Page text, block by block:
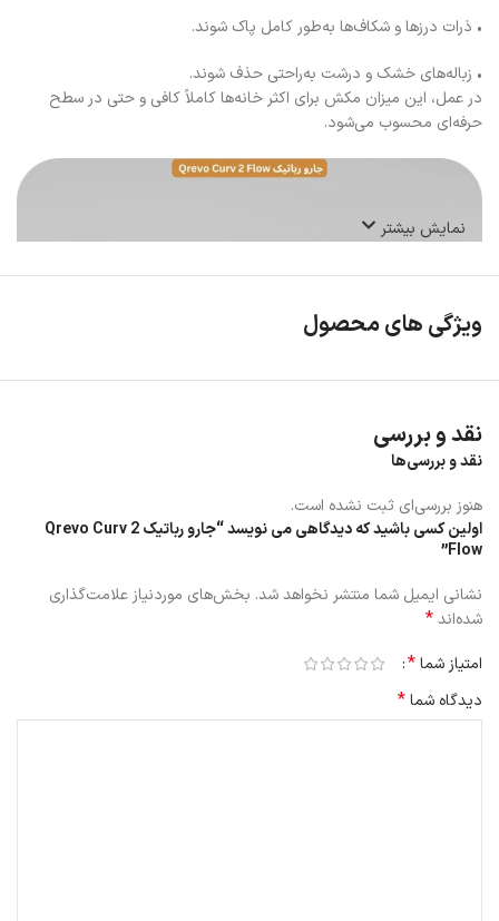
• ذرات درزها و شکاف‌ها به‌طور کامل پاک شوند.
• زباله‌های خشک و درشت به‌راحتی حذف شوند.
در عمل، این میزان مکش برای اکثر خانه‌ها کاملاً کافی و حتی در سطح
حرفه‌ای محسوب می‌شود.
طراحی مدرن و ساختار متفاوت با تمرکز بر
نمایش بیشتر
ویژگی های محصول
نقد و بررسی
نقد و بررسی‌ها
هنوز بررسی‌ای ثبت نشده است.
اولین کسی باشید که دیدگاهی می نویسد “جارو رباتیک Qrevo Curv 2
Flow”
نشانی ایمیل شما منتشر نخواهد شد. بخش‌های موردنیاز علامت‌گذاری
شده‌اند*
امتیاز شما*
دیدگاه شما*